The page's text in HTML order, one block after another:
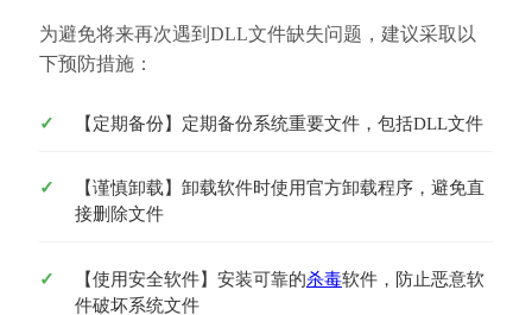
为避免将来再次遇到DLL文件缺失问题，建议采取以
下预防措施：
【定期备份】定期备份系统重要文件，包括DLL文件
【谨慎卸载】卸载软件时使用官方卸载程序，避免直
接删除文件
【使用安全软件】安装可靠的杀毒软件，防止恶意软
件破坏系统文件